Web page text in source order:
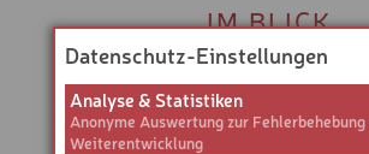
IM BLICK
UNSERE WEITEREN
PRODUKTE
Datenschutz-Einstellungen
Analyse & Statistiken
Anonyme Auswertung zur Fehlerbehebung
Weiterentwicklung